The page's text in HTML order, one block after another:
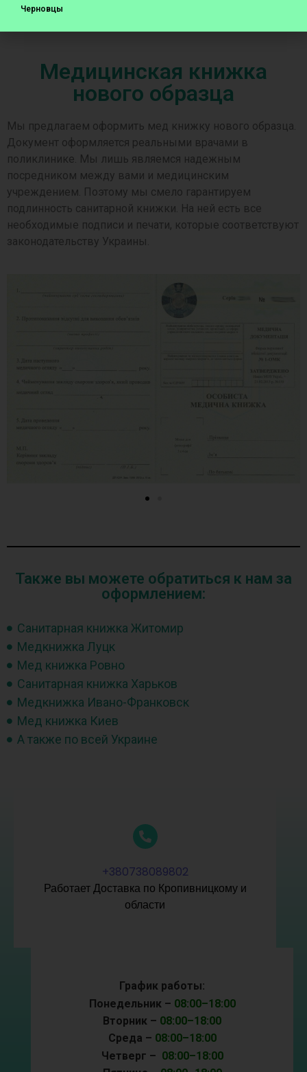
Відправити
Медицинская книжка
нового образца
Мы предлагаем оформить мед книжку нового образца.
Документ оформляется реальными врачами в
поликлинике. Мы лишь являемся надежным
посредником между вами и медицинским
учреждением. Поэтому мы смело гарантируем
подлинность санитарной книжки. На ней есть все
необходимые подписи и печати, которые соответствуют
законодательству Украины.
Также вы можете обратиться к нам за
оформлением:
Санитарная книжка Житомир
Медкнижка Луцк
Мед книжка Ровно
Санитарная книжка Харьков
Медкнижка Ивано-Франковск
Мед книжка Киев
А также по всей Украине
+380738089802
Работает Доставка по Кропивницкому и
области
График работы:
Понедельник – 08:00–18:00
Вторник – 08:00–18:00
Среда – 08:00–18:00
Четверг – 08:00–18:00
Черновцы